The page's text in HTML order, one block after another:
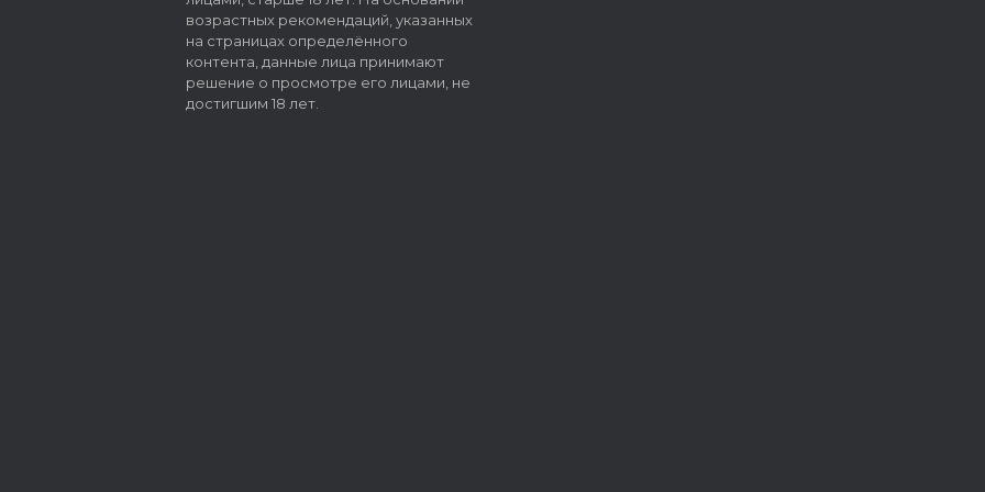
возрастных рекомендаций, указанных
на страницах определённого
контента, данные лица принимают
решение о просмотре его лицами, не
достигшим 18 лет.